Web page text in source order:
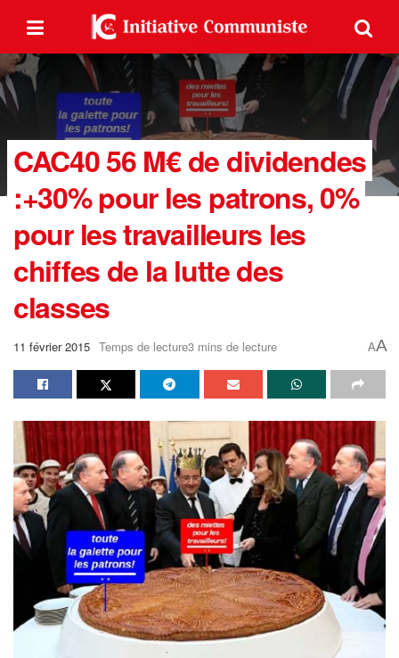
CAC40 56 M€ de dividendes
:+30% pour les patrons, 0%
pour les travailleurs les
chiffes de la lutte des
classes
11 février 2015 Temps de lecture3 mins de lecture AA